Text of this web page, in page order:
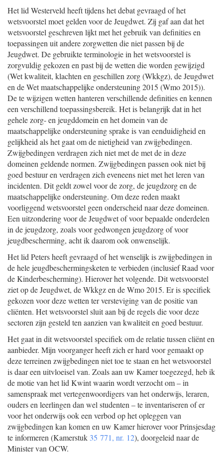
Het lid Westerveld heeft tijdens het debat gevraagd of het
wetsvoorstel moet gelden voor de Jeugdwet. Zij gaf aan dat het
wetsvoorstel geschreven lijkt met het gebruik van definities en
toepassingen uit andere zorgwetten die niet passen bij de
Jeugdwet. De gebruikte terminologie in het wetsvoorstel is
zorgvuldig gekozen en past bij de wetten die worden gewijzigd
(Wet kwaliteit, klachten en geschillen zorg (Wkkgz), de Jeugdwet
en de Wet maatschappelijke ondersteuning 2015 (Wmo 2015)).
De te wijzigen wetten hanteren verschillende definities en kennen
een verschillend toepassingsbereik. Het is belangrijk dat in het
gehele zorg- en jeugddomein en het domein van de
maatschappelijke ondersteuning sprake is van eenduidigheid en
gelijkheid als het gaat om de nietigheid van zwijgbedingen.
Zwijgbedingen verdragen zich niet met de met de in deze
domeinen geldende normen. Zwijgbedingen passen ook niet bij
goed bestuur en verdragen zich eveneens niet met het leren van
incidenten. Dit geldt zowel voor de zorg, de jeugdzorg en de
maatschappelijke ondersteuning. Om deze reden maakt
voorliggend wetsvoorstel geen onderscheid naar deze domeinen.
Een uitzondering voor de Jeugdwet of voor bepaalde onderdelen
in de jeugdzorg, zoals voor gedwongen jeugdzorg of voor
jeugdbescherming, acht ik daarom ook onwenselijk.
Het lid Peters heeft gevraagd of het wenselijk is zwijgbedingen in
de hele jeugdbeschermingsketen te verbieden (inclusief Raad voor
de Kinderbescherming). Hierover het volgende. Dit wetsvoorstel
ziet op de Jeugdwet, de Wkkgz en de Wmo 2015. Er is specifiek
gekozen voor deze wetten ter versteviging van de positie van
cliënten. Het wetsvoorstel sluit aan bij de regels die voor deze
sectoren zijn gesteld ten aanzien van kwaliteit en goed bestuur.
Het gaat in dit wetsvoorstel specifiek om de relatie tussen cliënt en
aanbieder. Mijn voorganger heeft zich er hard voor gemaakt op
deze terreinen zwijgbedingen niet toe te staan en het wetsvoorstel
is daar een uitvloeisel van. Zoals aan uw Kamer toegezegd, heb ik
de motie van het lid Kwint waarin wordt verzocht om – in
samenspraak met vertegenwoordigers van het onderwijs, leraren,
ouders en leerlingen dan wel studenten – te inventariseren of er
voor het onderwijs ook een verbod op het opleggen van
zwijgbedingen kan komen en uw Kamer hierover voor Prinsjesdag
te informeren (Kamerstuk 35 771, nr. 12), doorgeleid naar de
Minister van OCW.